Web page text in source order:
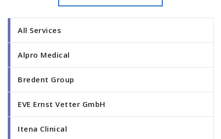
All Services
Alpro Medical
Bredent Group
EVE Ernst Vetter GmbH
Itena Clinical